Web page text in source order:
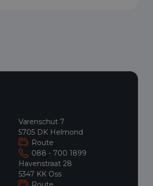
Varenschut 7
5705 DK Helmond
Route
088 - 700 1899
Havenstraat 28
5347 KK Oss